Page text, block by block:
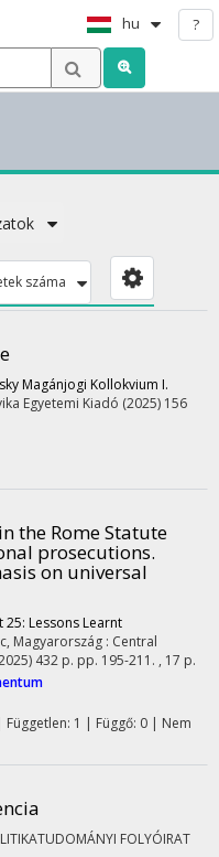
hu ?
száma
Magánjogi Kollokvium I.
Egyetemi Kiadó (2025) 156
the Rome Statute
prosecutions.
on universal
25: Lessons Learnt
Magyarország : Central
432 p. pp. 195-211. , 17 p.
| Független: 1 | Függő: 0 | Nem
FOLYÓIRAT